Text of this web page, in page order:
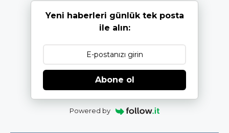
Yeni haberleri günlük tek posta
ile alın:
Abone ol
Powered by